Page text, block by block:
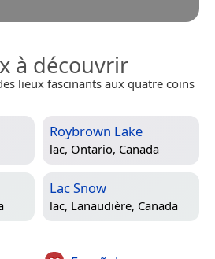
à découvrir
lieux fascinants aux quatre coins
Roybrown Lake
lac, Ontario, Canada
Lac Snow
lac, Lanaudière, Canada